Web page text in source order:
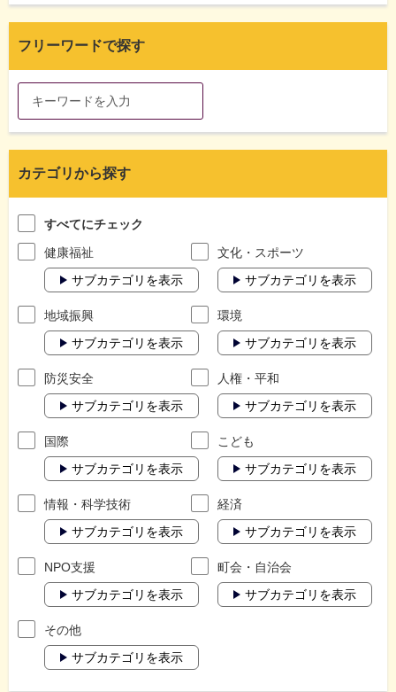
フリーワードで探す
カテゴリから探す
すべてにチェック
健康福祉
サブカテゴリを表示
文化・スポーツ
サブカテゴリを表示
地域振興
サブカテゴリを表示
環境
サブカテゴリを表示
防災安全
サブカテゴリを表示
人権・平和
サブカテゴリを表示
国際
サブカテゴリを表示
こども
サブカテゴリを表示
情報・科学技術
サブカテゴリを表示
経済
サブカテゴリを表示
NPO支援
サブカテゴリを表示
町会・自治会
サブカテゴリを表示
その他
サブカテゴリを表示